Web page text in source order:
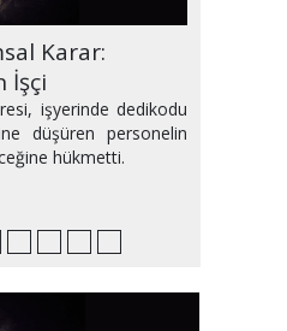
Sıcaktan
Karar:
İşçi
işyerinde dedikodu
düşüren personelin
hükmetti.
Yeni
Hangi
Etkinlikleri
Kimdir ve
Bozar mı?
geriledik!
medyada